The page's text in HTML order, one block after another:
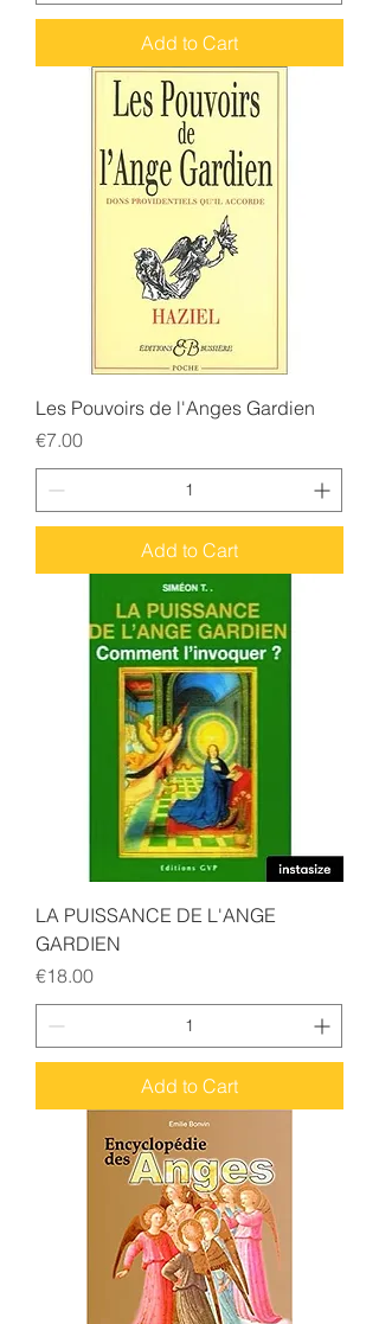
Add to Cart
Les Pouvoirs de l'Anges Gardien
Price
€7.00
Add to Cart
LA PUISSANCE DE L'ANGE
GARDIEN
Price
€18.00
Add to Cart